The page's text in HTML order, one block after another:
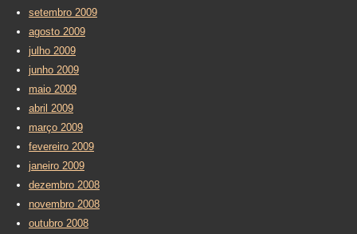
setembro 2009
agosto 2009
julho 2009
junho 2009
maio 2009
abril 2009
março 2009
fevereiro 2009
janeiro 2009
dezembro 2008
novembro 2008
outubro 2008